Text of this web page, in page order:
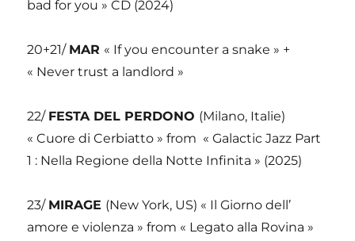
bad for you » CD (2024)
20+21/ MAR « If you encounter a snake » +
« Never trust a landlord »
22/ FESTA DEL PERDONO (Milano, Italie)
« Cuore di Cerbiatto » from « Galactic Jazz Part
1 : Nella Regione della Notte Infinita » (2025)
23/ MIRAGE (New York, US) « Il Giorno dell’
amore e violenza » from « Legato alla Rovina »